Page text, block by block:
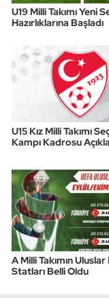
U19 Milli Takımı Yeni
Hazırlıklarına Başladı
U15 Kız Milli Takımı
Kampı Kadrosu
A Milli Takımın
Statları Belli Oldu